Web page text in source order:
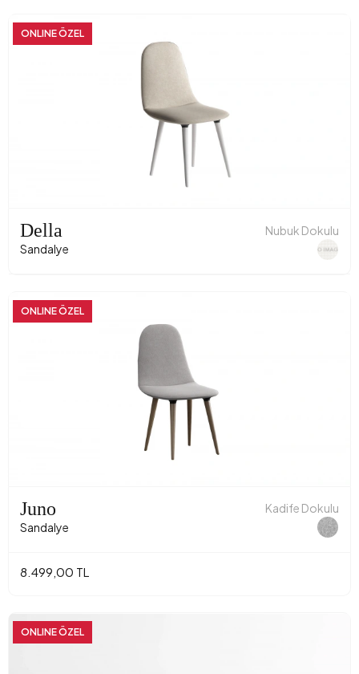
ONLINE ÖZEL
Della
Sandalye
Nubuk Dokulu
ONLINE ÖZEL
Juno
Sandalye
Kadife Dokulu
8.499,00 TL
ONLINE ÖZEL